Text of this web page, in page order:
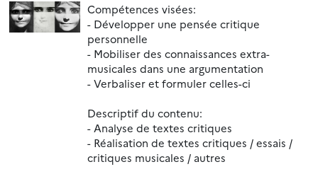
Compétences visées:
- Développer une pensée critique
personnelle
- Mobiliser des connaissances extra-
musicales dans une argumentation
- Verbaliser et formuler celles-ci
Descriptif du contenu:
- Analyse de textes critiques
- Réalisation de textes critiques / essais /
critiques musicales / autres